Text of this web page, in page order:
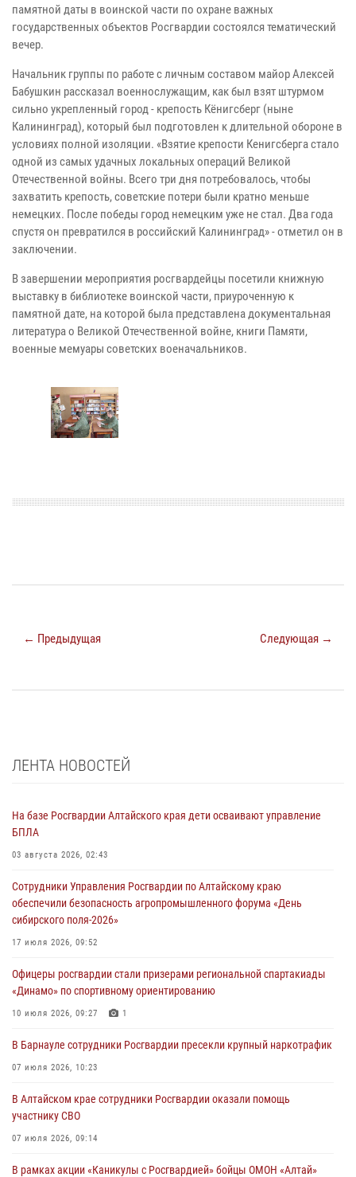
памятной даты в воинской части по охране важных
государственных объектов Росгвардии состоялся тематический
вечер.
Начальник группы по работе с личным составом майор Алексей
Бабушкин рассказал военнослужащим, как был взят штурмом
сильно укрепленный город - крепость Кёнигсберг (ныне
Калининград), который был подготовлен к длительной обороне в
условиях полной изоляции. «Взятие крепости Кенигсберга стало
одной из самых удачных локальных операций Великой
Отечественной войны. Всего три дня потребовалось, чтобы
захватить крепость, советские потери были кратно меньше
немецких. После победы город немецким уже не стал. Два года
спустя он превратился в российский Калининград» - отметил он в
заключении.
В завершении мероприятия росгвардейцы посетили книжную
выставку в библиотеке воинской части, приуроченную к
памятной дате, на которой была представлена документальная
литература о Великой Отечественной войне, книги Памяти,
военные мемуары советских военачальников.
← Предыдущая Следующая →
ЛЕНТА НОВОСТЕЙ
На базе Росгвардии Алтайского края дети осваивают управление
БПЛА
03 августа 2026, 02:43
Сотрудники Управления Росгвардии по Алтайскому краю
обеспечили безопасность агропромышленного форума «День
сибирского поля-2026»
17 июля 2026, 09:52
Офицеры росгвардии стали призерами региональной спартакиады
«Динамо» по спортивному ориентированию
10 июля 2026, 09:27 1
В Барнауле сотрудники Росгвардии пресекли крупный наркотрафик
07 июля 2026, 10:23
В Алтайском крае сотрудники Росгвардии оказали помощь
участнику СВО
07 июля 2026, 09:14
В рамках акции «Каникулы с Росгвардией» бойцы ОМОН «Алтай»